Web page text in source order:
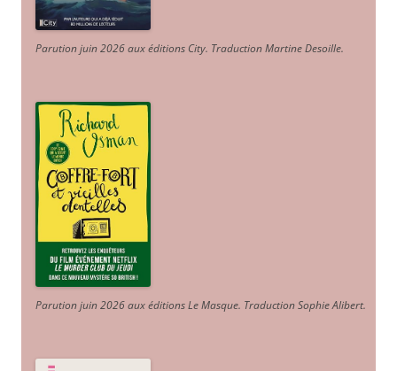
Parution juin 2026 aux éditions City. Traduction Martine Desoille.
Parution juin 2026 aux éditions Le Masque. Traduction Sophie Alibert.